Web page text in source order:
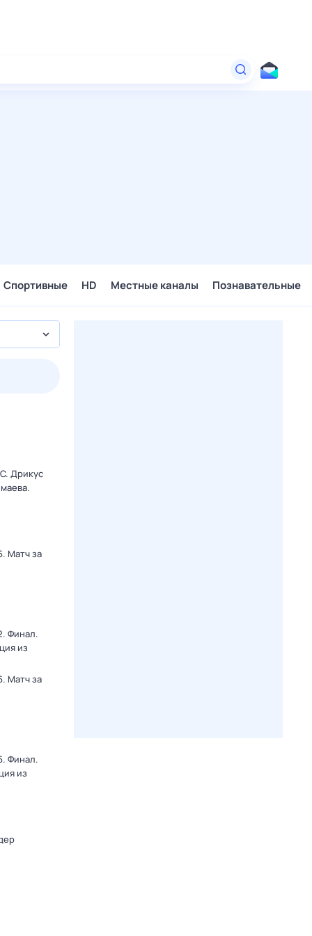
Спортивные HD Местные каналы Познавательные
Дрикус
Матч за
Финал.
из
Матч за
Финал.
из